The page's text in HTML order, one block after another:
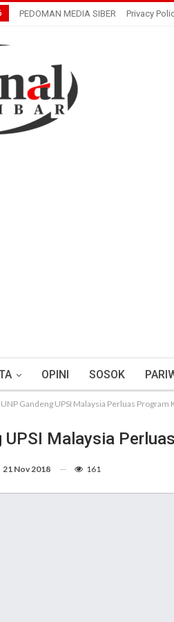
PEDOMAN MEDIA SIBER Privacy
OPINI SOSOK
UNP Gandeng UPSI Malaysia Perluas Program
UPSI Malaysia
21 Nov 2018 161